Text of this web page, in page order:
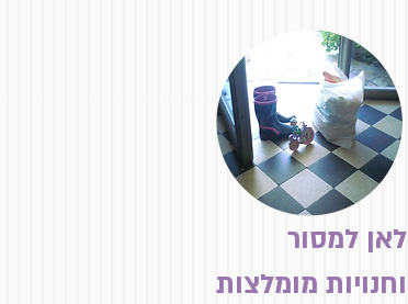
לאן למסור
וחנויות מומלצות